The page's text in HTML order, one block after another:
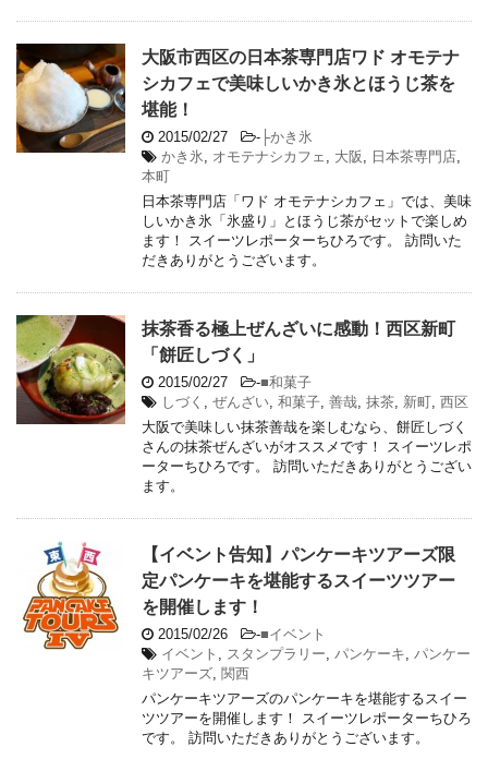
大阪市西区の日本茶専門店ワド オモテナ
シカフェで美味しいかき氷とほうじ茶を
堪能！
2015/02/27 - ├かき氷
かき氷, オモテナシカフェ , 大阪 , 日本茶専門店,
本町
日本茶専門店「ワド オモテナシカフェ」では、美味
しいかき氷「氷盛り」とほうじ茶がセットで楽しめ
ます！ スイーツレポーターちひろです。 訪問いた
だきありがとうございます。
抹茶香る極上ぜんざいに感動！西区新町
「餅匠しづく」
2015/02/27 -■和菓子
しづく , ぜんざい, 和菓子, 善哉, 抹茶, 新町, 西区
大阪で美味しい抹茶善哉を楽しむなら、餅匠しづく
さんの抹茶ぜんざいがオススメです！ スイーツレポ
ーターちひろです。 訪問いただきありがとうござい
ます。
【イベント告知】パンケーキツアーズ限
定パンケーキを堪能するスイーツツアー
を開催します！
2015/02/26 -■イベント
イベント , スタンプラリー, パンケーキ, パンケー
キツアーズ, 関西
パンケーキツアーズのパンケーキを堪能するスイー
ツツアーを開催します！ スイーツレポーターちひろ
です。 訪問いただきありがとうございます。